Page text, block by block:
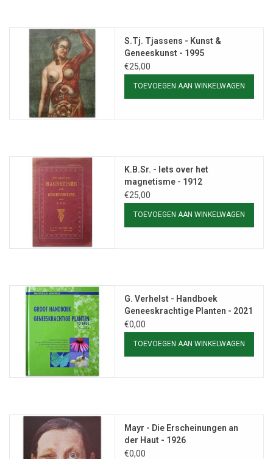
S.Tj. Tjassens - Kunst &
Geneeskunst - 1995
€25,00
TOEVOEGEN AAN WINKELWAGEN
K.B.Sr. - Iets over het
magnetisme - 1912
€25,00
TOEVOEGEN AAN WINKELWAGEN
G. Verhelst - Handboek
Geneeskrachtige Planten - 2021
€0,00
TOEVOEGEN AAN WINKELWAGEN
Mayr - Die Erscheinungen an
der Haut - 1926
€0,00